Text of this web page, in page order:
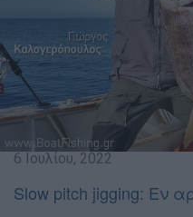
ΘΕΣΣΑΛΟΝΙΚΗ BOAT &
BOAT & FISHING SHOW 2025
6 Ιουλίου, 2022
Slow pitch jigging: Εν